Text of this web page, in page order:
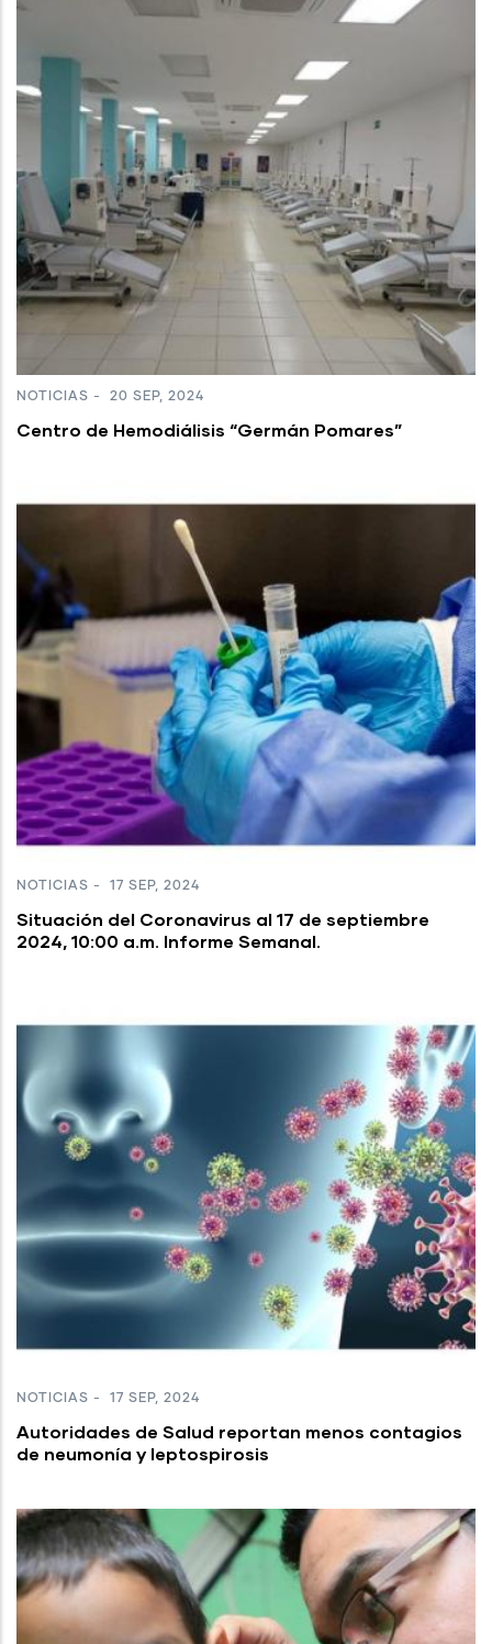
NOTICIAS - 20 SEP, 2024
Centro de Hemodiálisis “Germán Pomares”
NOTICIAS - 17 SEP, 2024
Situación del Coronavirus al 17 de septiembre
2024, 10:00 a.m. Informe Semanal.
NOTICIAS - 17 SEP, 2024
Autoridades de Salud reportan menos contagios
de neumonía y leptospirosis